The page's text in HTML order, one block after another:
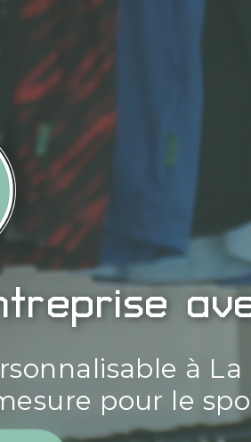
à La
pour le